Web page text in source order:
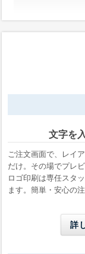
洋形2号タテ
長形6号
W110 x H220 mm
文字を
ご注文画面で、レイ
だけ。その場でプレ
ロゴ印刷は専任スタ
ます。簡単・安心の注
詳